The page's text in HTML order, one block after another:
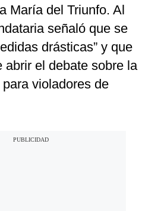
María del Triunfo. Al
señaló que se
drásticas” y que
abrir el debate sobre la
violadores de